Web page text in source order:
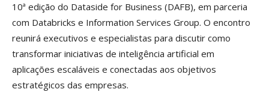
10ª edição do Dataside for Business (DAFB), em parceria
com Databricks e Information Services Group. O encontro
reunirá executivos e especialistas para discutir como
transformar iniciativas de inteligência artificial em
aplicações escaláveis e conectadas aos objetivos
estratégicos das empresas.